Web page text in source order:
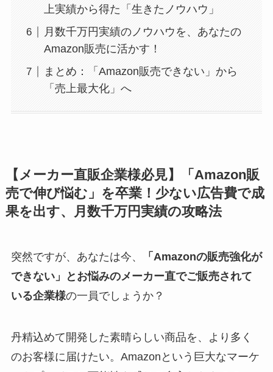
上実績から得た「生きたノウハウ」
月数千万円実績のノウハウを、あなたの
Amazon販売に活かす！
まとめ：「Amazon販売できない」から
「売上最大化」へ
【メーカー直販企業様必見】「Amazon販
売で伸び悩む」を卒業！少ない広告費で成
果を出す、月数千万円実績の攻略法
突然ですが、あなたは今、
「Amazonの販売強化が
できない」とお悩みのメーカー直でご販売されて
いる企業様の一員でしょうか？
丹精込めて開発した素晴らしい商品を、より多く
のお客様に届けたい。Amazonという巨大なマーケ